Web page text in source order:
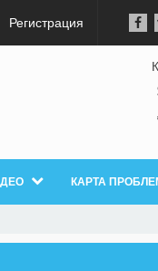
Регистрация
КАРТА